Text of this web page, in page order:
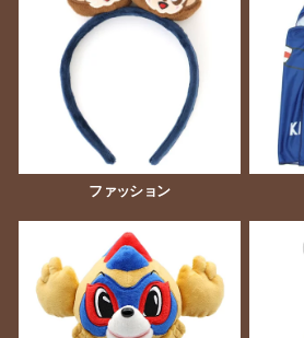
ファッション